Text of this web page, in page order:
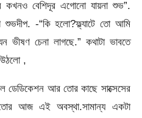
কখনও বেশিদূর এগোনো যায়না শুভ”.
-“কি হলো?ফ্ল্যাটে তো আমি
ভীষণ চেনা লাগছে.” কথাটা ভাবতে
উঠলো ,
ডেডিকেশন আর তোর কাছে সাক্সেসের
তোর আজ এই অবস্থা.সামান্য একটা